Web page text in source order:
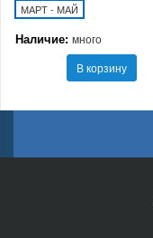
МАРТ - МАЙ
Наличие: много
В корзину